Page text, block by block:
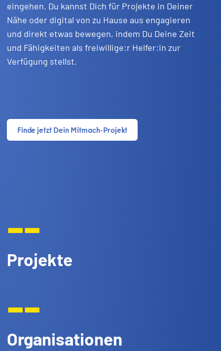
eingehen. Du kannst Dich für Projekte in Deiner
Nähe oder digital von zu Hause aus engagieren
und direkt etwas bewegen, indem Du Deine Zeit
und Fähigkeiten als freiwillige:r Helfer:in zur
Verfügung stellst.
Finde jetzt Dein Mitmach-Projekt
--
Projekte
--
Organisationen